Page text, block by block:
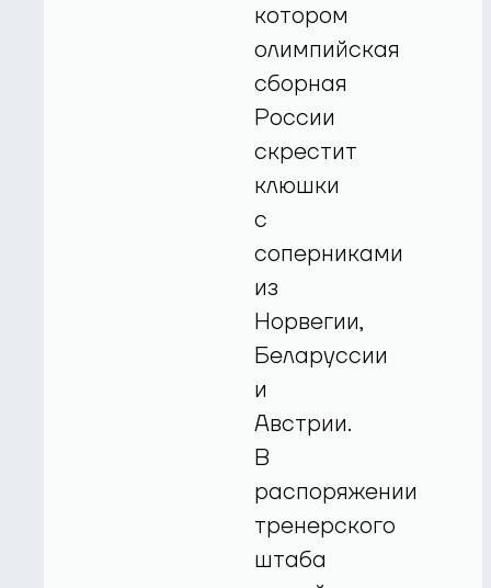
котором
олимпийская
сборная
России
скрестит
клюшки
с
соперниками
из
Норвегии,
Беларуссии
и
Австрии.
В
распоряжении
тренерского
штаба